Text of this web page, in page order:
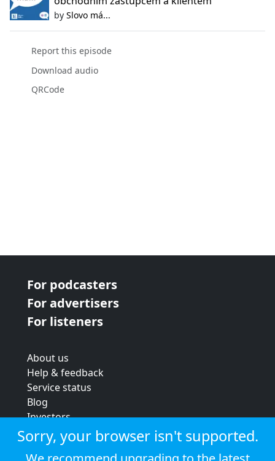
by Slovo má...
Report this episode
Download audio
QRCode
For podcasters
For advertisers
For listeners
About us
Help & feedback
Service status
Blog
Investors
Strategic review
Terms & conditions
Sorry, your browser isn't supported.